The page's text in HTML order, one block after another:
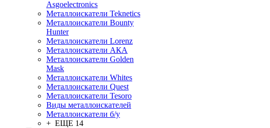
Asgoelectronics
Металлоискатели Teknetics
Металлоискатели Bounty
Hunter
Металлоискатели Lorenz
Металлоискатели АКА
Металлоискатели Golden
Mask
Металлоискатели Whites
Металлоискатели Quest
Металлоискатели Tesoro
Виды металлоискателей
Металлоискатели б/у
+ ЕЩЕ 14